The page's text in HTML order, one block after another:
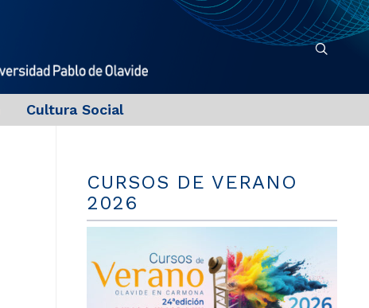
Cultura Social
CURSOS DE VERANO
2026